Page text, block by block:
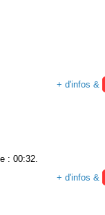
+ d'infos &
: 00:32.
+ d'infos &